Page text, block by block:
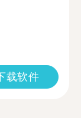
载软件